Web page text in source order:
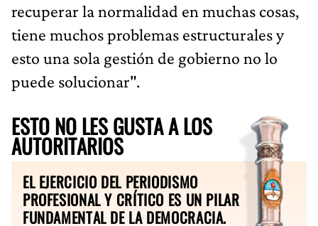
recuperar la normalidad en muchas cosas,
tiene muchos problemas estructurales y
esto una sola gestión de gobierno no lo
puede solucionar".
ESTO NO LES GUSTA A LOS
AUTORITARIOS
EL EJERCICIO DEL PERIODISMO
PROFESIONAL Y CRÍTICO ES UN PILAR
FUNDAMENTAL DE LA DEMOCRACIA.